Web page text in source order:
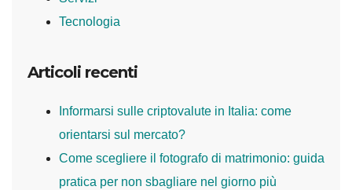
Tecnologia
Articoli recenti
Informarsi sulle criptovalute in Italia: come
orientarsi sul mercato?
Come scegliere il fotografo di matrimonio: guida
pratica per non sbagliare nel giorno più